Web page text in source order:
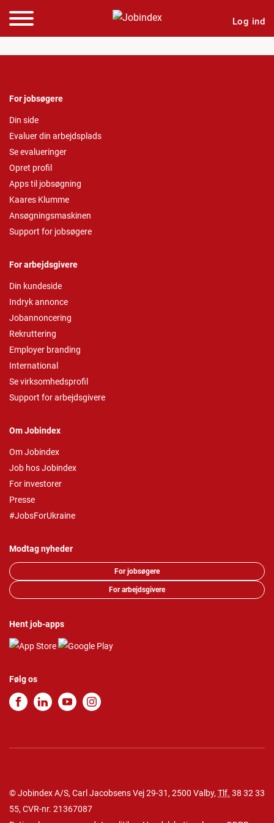
Log ind
For jobsøgere
Din side
Evaluer din arbejdsplads
Se evalueringer
Opret profil
Apps til jobsøgning
Kaares Klumme
Ansøgningsmaskinen
Support for jobsøgere
For arbejdsgivere
Din kundeside
Indryk annonce
Jobannoncering
Rekruttering
Employer branding
International
Se virksomhedsprofil
Support for arbejdsgivere
Om Jobindex
Om Jobindex
Job hos Jobindex
For investorer
Presse
#JobsForUkraine
Modtag nyheder
For jobsøgere
For arbejdsgivere
Hent job-apps
Følg os
© Jobindex A/S, Carl Jacobsens Vej 29-31, 2500 Valby, Tlf. 38 32 33
55, CVR-nr. 21367087